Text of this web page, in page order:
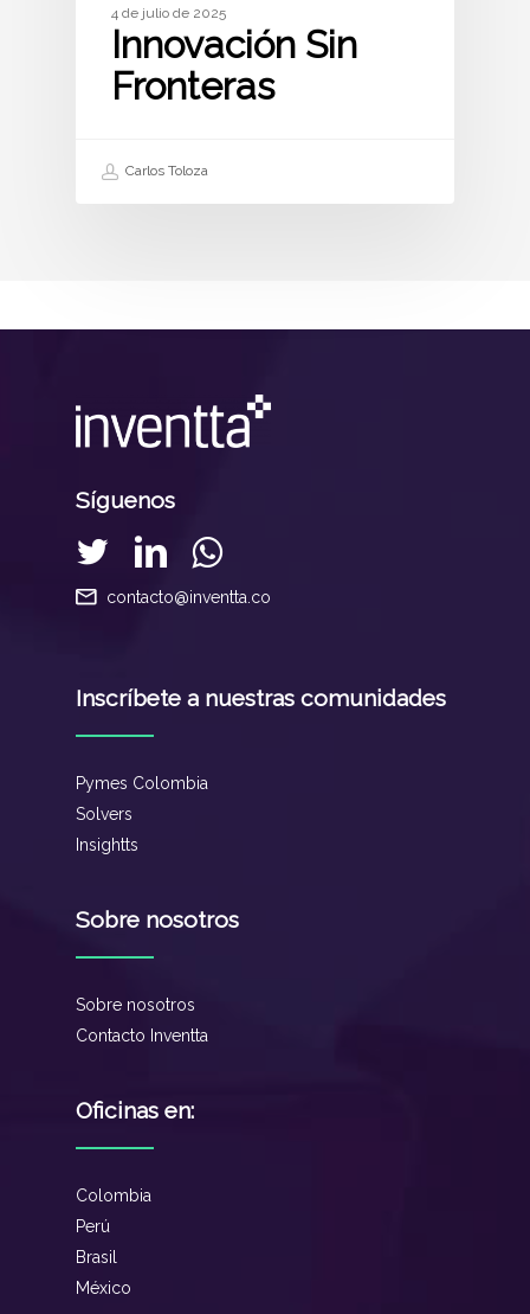
4 de julio de 2025
Innovación Sin
Fronteras
Carlos Toloza
Síguenos
contacto@inventta.co
Inscríbete a nuestras comunidades
Pymes Colombia
Solvers
Insightts
Sobre nosotros
Sobre nosotros
Contacto Inventta
Oficinas en:
Colombia
Perú
Brasil
México